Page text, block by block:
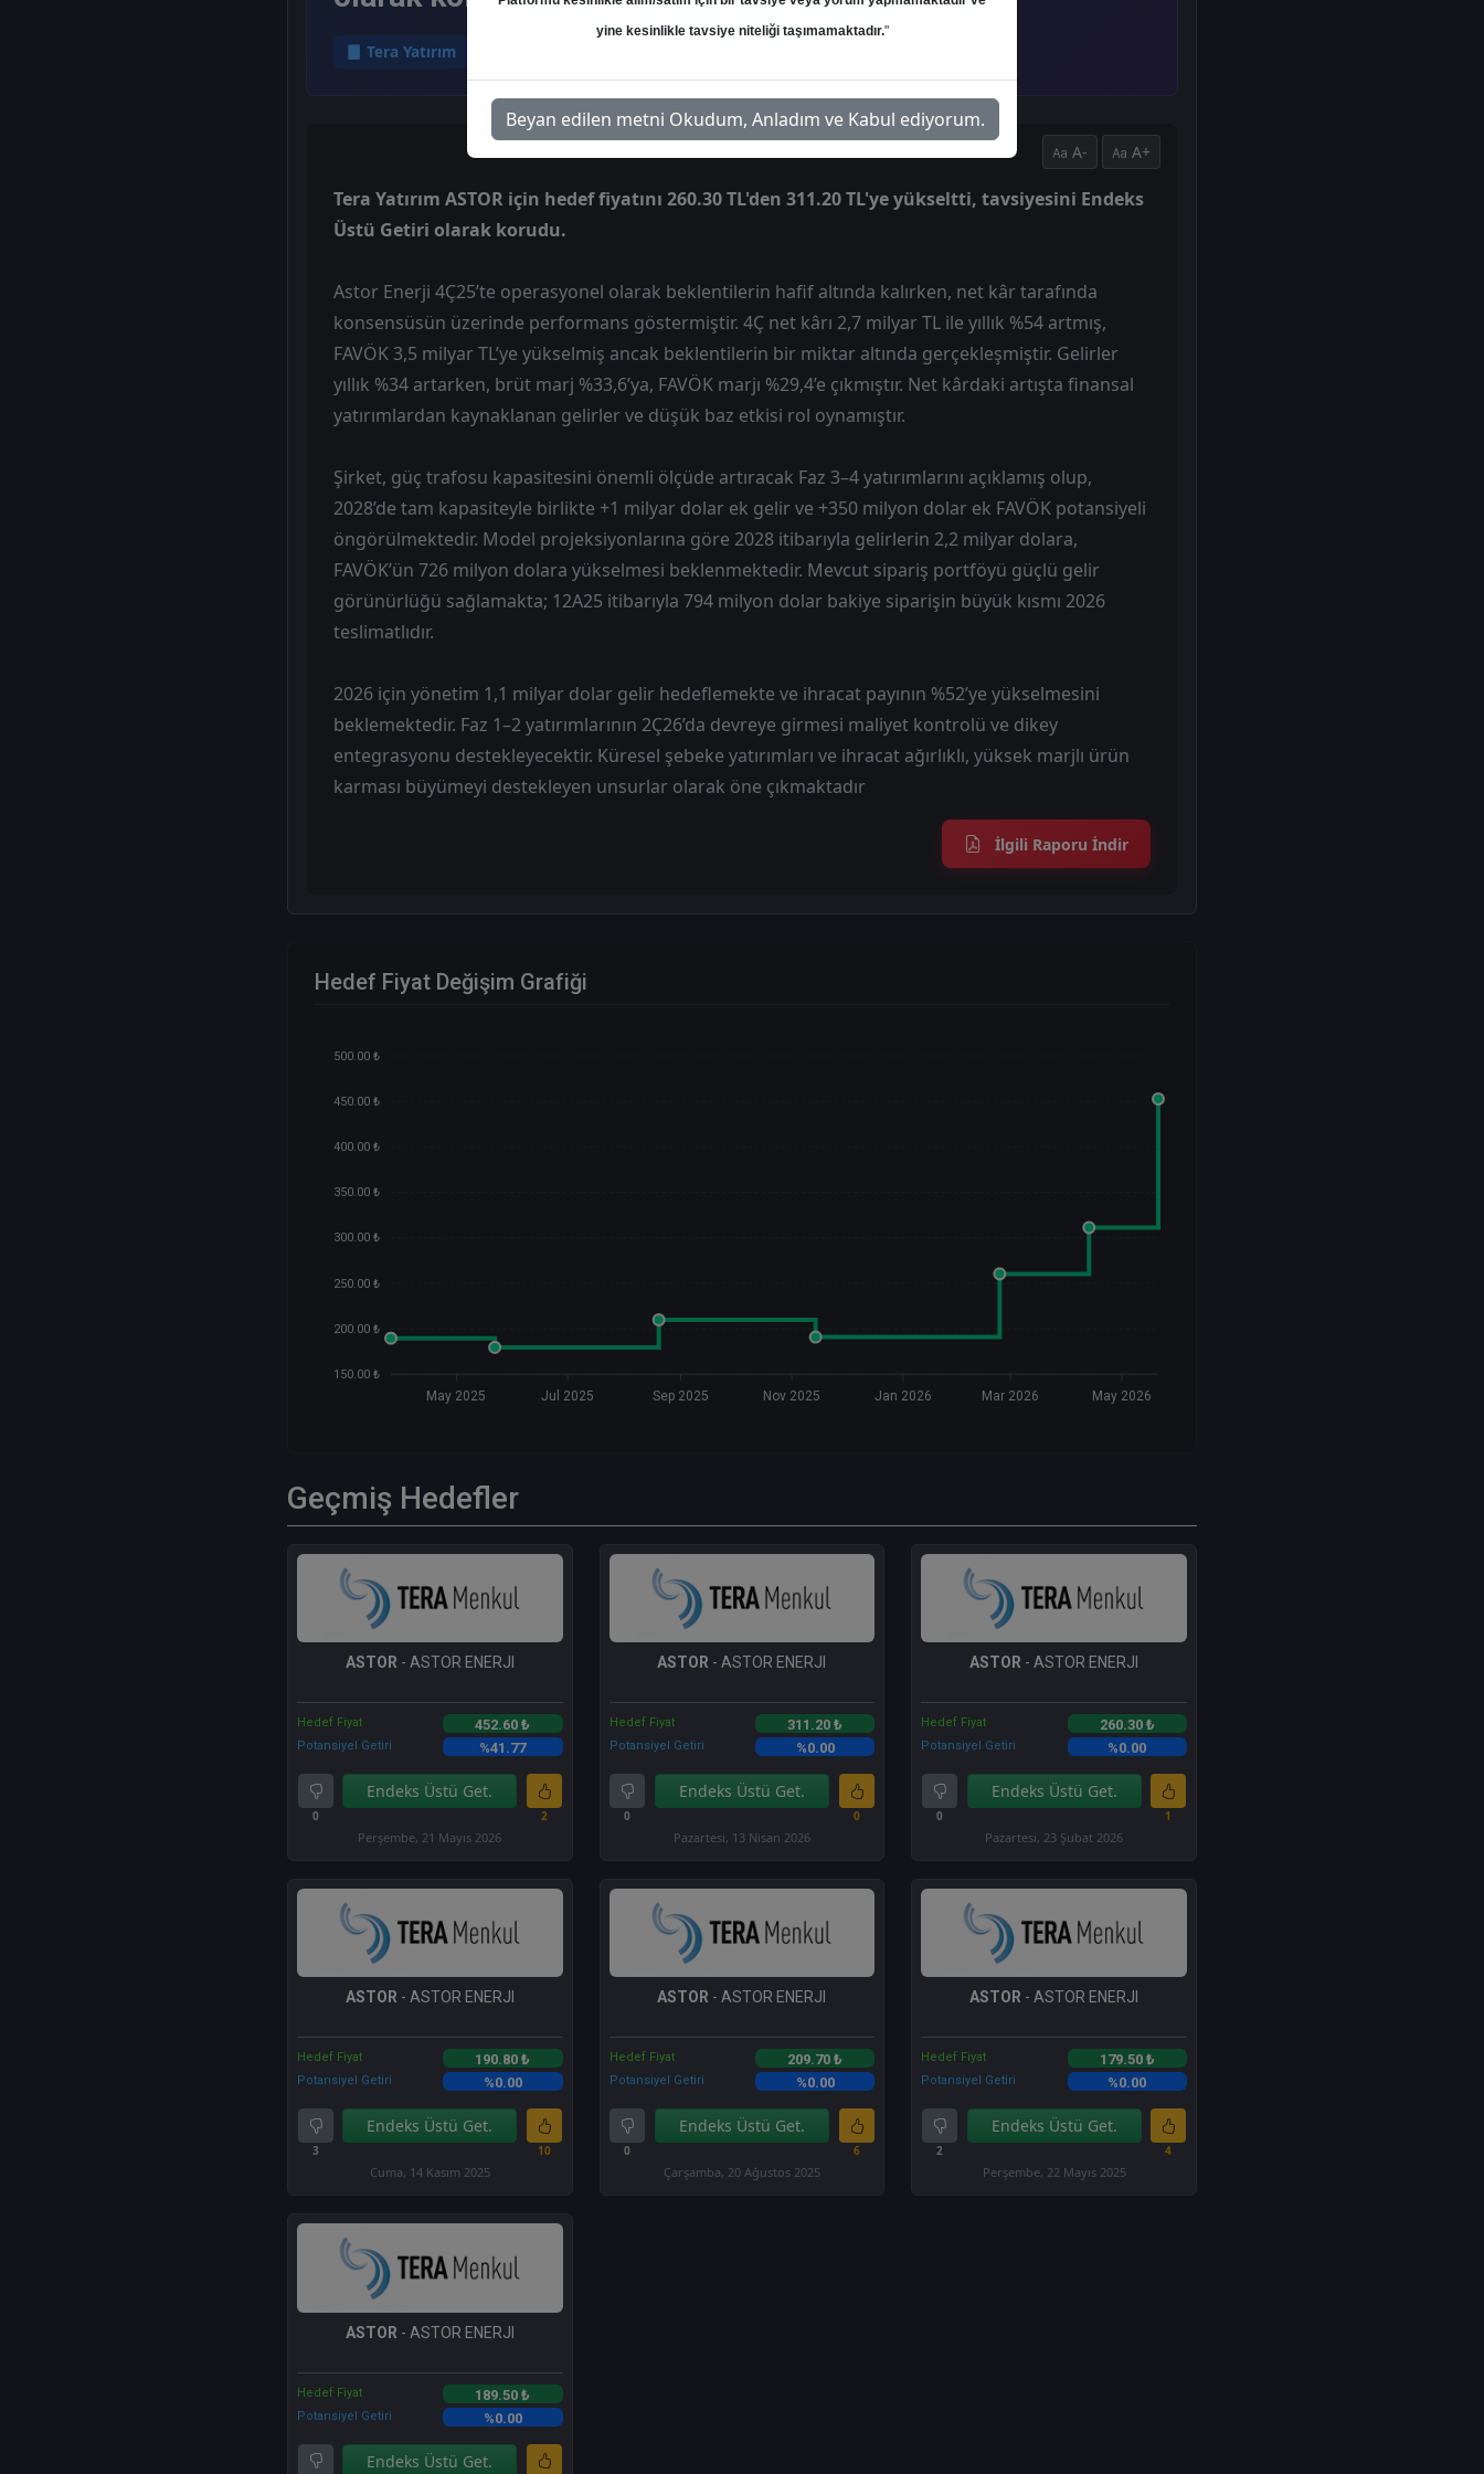
Tera Yatırım
A- A+
Tera Yatırım ASTOR için hedef fiyatını 260.30 TL'den 311.20 TL'ye yükseltti, tavsiyesini Endeks
Üstü Getiri olarak korudu.
Astor Enerji 4Ç25’te operasyonel olarak beklentilerin hafif altında kalırken, net kâr tarafında
konsensüsün üzerinde performans göstermiştir. 4Ç net kârı 2,7 milyar TL ile yıllık %54 artmış,
FAVÖK 3,5 milyar TL’ye yükselmiş ancak beklentilerin bir miktar altında gerçekleşmiştir. Gelirler
yıllık %34 artarken, brüt marj %33,6’ya, FAVÖK marjı %29,4’e çıkmıştır. Net kârdaki artışta finansal
yatırımlardan kaynaklanan gelirler ve düşük baz etkisi rol oynamıştır.
Şirket, güç trafosu kapasitesini önemli ölçüde artıracak Faz 3–4 yatırımlarını açıklamış olup,
2028’de tam kapasiteyle birlikte +1 milyar dolar ek gelir ve +350 milyon dolar ek FAVÖK potansiyeli
öngörülmektedir. Model projeksiyonlarına göre 2028 itibarıyla gelirlerin 2,2 milyar dolara,
FAVÖK’ün 726 milyon dolara yükselmesi beklenmektedir. Mevcut sipariş portföyü güçlü gelir
görünürlüğü sağlamakta; 12A25 itibarıyla 794 milyon dolar bakiye siparişin büyük kısmı 2026
teslimatlıdır.
2026 için yönetim 1,1 milyar dolar gelir hedeflemekte ve ihracat payının %52’ye yükselmesini
beklemektedir. Faz 1–2 yatırımlarının 2Ç26’da devreye girmesi maliyet kontrolü ve dikey
entegrasyonu destekleyecektir. Küresel şebeke yatırımları ve ihracat ağırlıklı, yüksek marjlı ürün
karması büyümeyi destekleyen unsurlar olarak öne çıkmaktadır
İlgili Raporu İndir
Hedef Fiyat Değişim Grafiği
500.00 ₺
450.00 ₺
400.00 ₺
350.00 ₺
300.00 ₺
250.00 ₺
200.00 ₺
150.00 ₺
May 2025 Jul 2025 Sep 2025 Nov 2025 Jan 2026 Mar 2026 May 2026
Geçmiş Hedefler
ASTOR - ASTOR ENERJI
Hedef Fiyat 452.60 ₺
Potansiyel Getiri %41.77
0
Endeks Üstü Get.
2
Perşembe, 21 Mayıs 2026
ASTOR - ASTOR ENERJI
Hedef Fiyat 311.20 ₺
Potansiyel Getiri %0.00
0
Endeks Üstü Get.
0
Pazartesi, 13 Nisan 2026
ASTOR - ASTOR ENERJI
Hedef Fiyat 260.30 ₺
Potansiyel Getiri %0.00
0
Endeks Üstü Get.
1
Pazartesi, 23 Şubat 2026
ASTOR - ASTOR ENERJI
Hedef Fiyat 190.80 ₺
Potansiyel Getiri %0.00
3
Endeks Üstü Get.
10
Cuma, 14 Kasım 2025
ASTOR - ASTOR ENERJI
Hedef Fiyat 209.70 ₺
Potansiyel Getiri %0.00
0
Endeks Üstü Get.
6
Çarşamba, 20 Ağustos 2025
ASTOR - ASTOR ENERJI
Hedef Fiyat 179.50 ₺
Potansiyel Getiri %0.00
2
Endeks Üstü Get.
4
Perşembe, 22 Mayıs 2025
ASTOR - ASTOR ENERJI
Hedef Fiyat 189.50 ₺
Potansiyel Getiri %0.00
Endeks Üstü Get.
yine kesinlikle tavsiye niteliği taşımamaktadır."
Beyan edilen metni Okudum, Anladım ve Kabul ediyorum.